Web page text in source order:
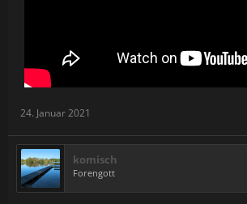
24. Januar 2021
komisch
Forengott